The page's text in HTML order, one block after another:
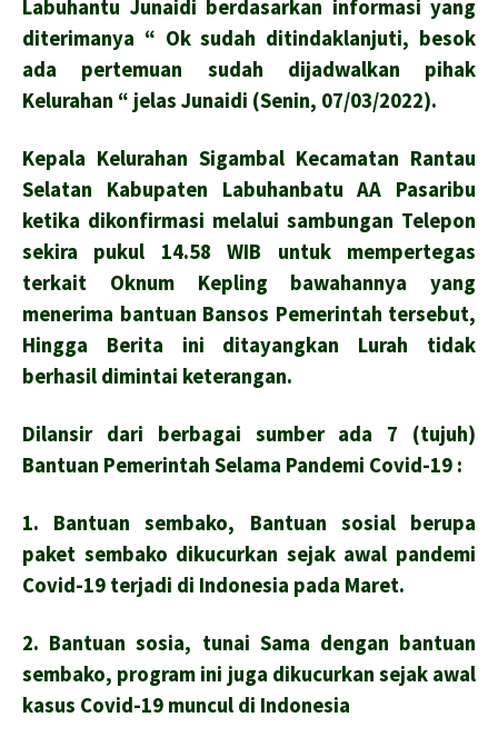
Labuhantu Junaidi berdasarkan informasi yang
diterimanya “ Ok sudah ditindaklanjuti, besok
ada pertemuan sudah dijadwalkan pihak
Kelurahan “ jelas Junaidi (Senin, 07/03/2022).
Kepala Kelurahan Sigambal Kecamatan Rantau
Selatan Kabupaten Labuhanbatu AA Pasaribu
ketika dikonfirmasi melalui sambungan Telepon
sekira pukul 14.58 WIB untuk mempertegas
terkait Oknum Kepling bawahannya yang
menerima bantuan Bansos Pemerintah tersebut,
Hingga Berita ini ditayangkan Lurah tidak
berhasil dimintai keterangan.
Dilansir dari berbagai sumber ada 7 (tujuh)
Bantuan Pemerintah Selama Pandemi Covid-19 :
1. Bantuan sembako, Bantuan sosial berupa
paket sembako dikucurkan sejak awal pandemi
Covid-19 terjadi di Indonesia pada Maret.
2. Bantuan sosia, tunai Sama dengan bantuan
sembako, program ini juga dikucurkan sejak awal
kasus Covid-19 muncul di Indonesia